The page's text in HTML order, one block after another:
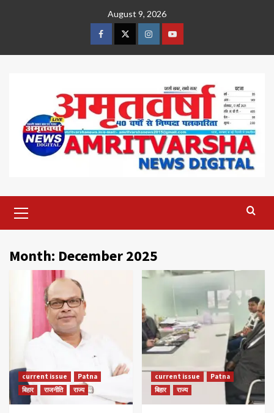
August 9, 2026
FacebookTwitterInstagramYoutube
Menu
Month: December 2025
current issue
Patna
बिहार
राजनीति राज्य
current issue
Patna
बिहार
राज्य